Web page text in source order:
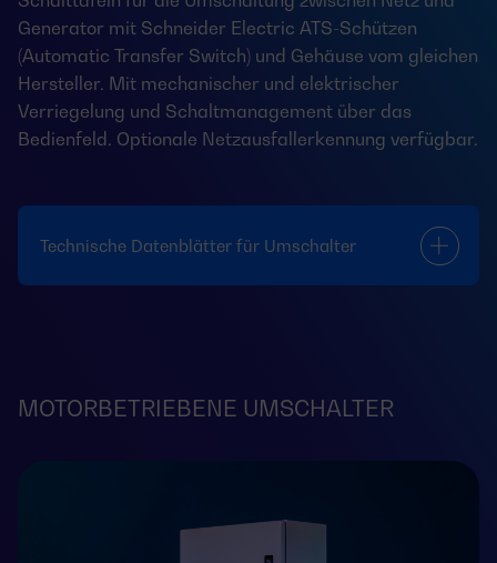
Generator mit Schneider Electric ATS-Schützen
(Automatic Transfer Switch) und Gehäuse vom gleichen
Hersteller. Mit mechanischer und elektrischer
Verriegelung und Schaltmanagement über das
Bedienfeld. Optionale Netzausfallerkennung verfügbar.
Technische Datenblätter für Umschalter
MOTORBETRIEBENE UMSCHALTER